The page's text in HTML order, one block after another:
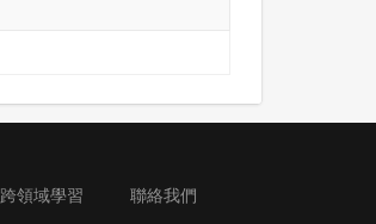
跨領域學習 聯絡我們